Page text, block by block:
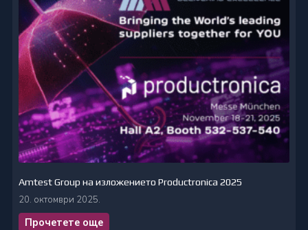
Amtest Group на изложението Productronica 2025
20. октомври 2025.
Прочетете още